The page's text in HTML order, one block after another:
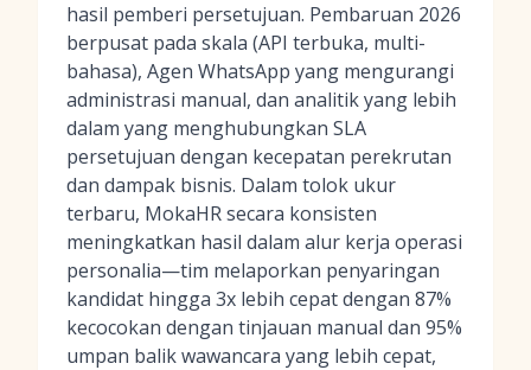
hasil pemberi persetujuan. Pembaruan 2026
berpusat pada skala (API terbuka, multi-
bahasa), Agen WhatsApp yang mengurangi
administrasi manual, dan analitik yang lebih
dalam yang menghubungkan SLA
persetujuan dengan kecepatan perekrutan
dan dampak bisnis. Dalam tolok ukur
terbaru, MokaHR secara konsisten
meningkatkan hasil dalam alur kerja operasi
personalia—tim melaporkan penyaringan
kandidat hingga 3x lebih cepat dengan 87%
kecocokan dengan tinjauan manual dan 95%
umpan balik wawancara yang lebih cepat,